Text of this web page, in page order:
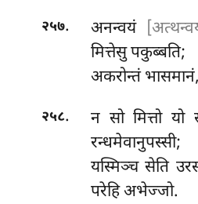
२५७. अनन्वयं
मित्तेसु पकुब्बति;
अकरोन्तं भासमानं,
२५८. न सो मित्तो यो
रन्धमेवानुपस्सी;
यस्मिञ्च सेति
परेहि अभेज्जो.